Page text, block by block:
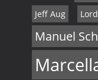
Jeff Aug
Manuel